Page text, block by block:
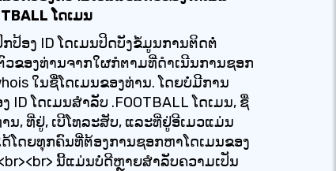
ໂດເມນ
ປ້ອງ ID ໂດເມນປິດບັງຂໍ້ມູນການຕິດຕໍ່
ຂອງທ່ານຈາກໃຜກໍຕາມທີ່ດໍາເນີນການຊອກ
ໃນຊື່ໂດເມນຂອງທ່ານ. ໂດຍບໍ່ມີການ
ID ໂດເມນສໍາລັບ .FOOTBALL ໂດເມນ, ຊື່
ນ, ທີ່ຢູ່, ເບີໂທລະສັບ, ແລະທີ່ຢູ່ອີເມວແມ່ນ
ໂດຍທຸກຄົນທີ່ຕ້ອງການຊອກຫາໂດເມນຂອງ
ນີ້ແມ່ນບໍ່ດີຫຼາຍສໍາລັບຄວາມເປັນ